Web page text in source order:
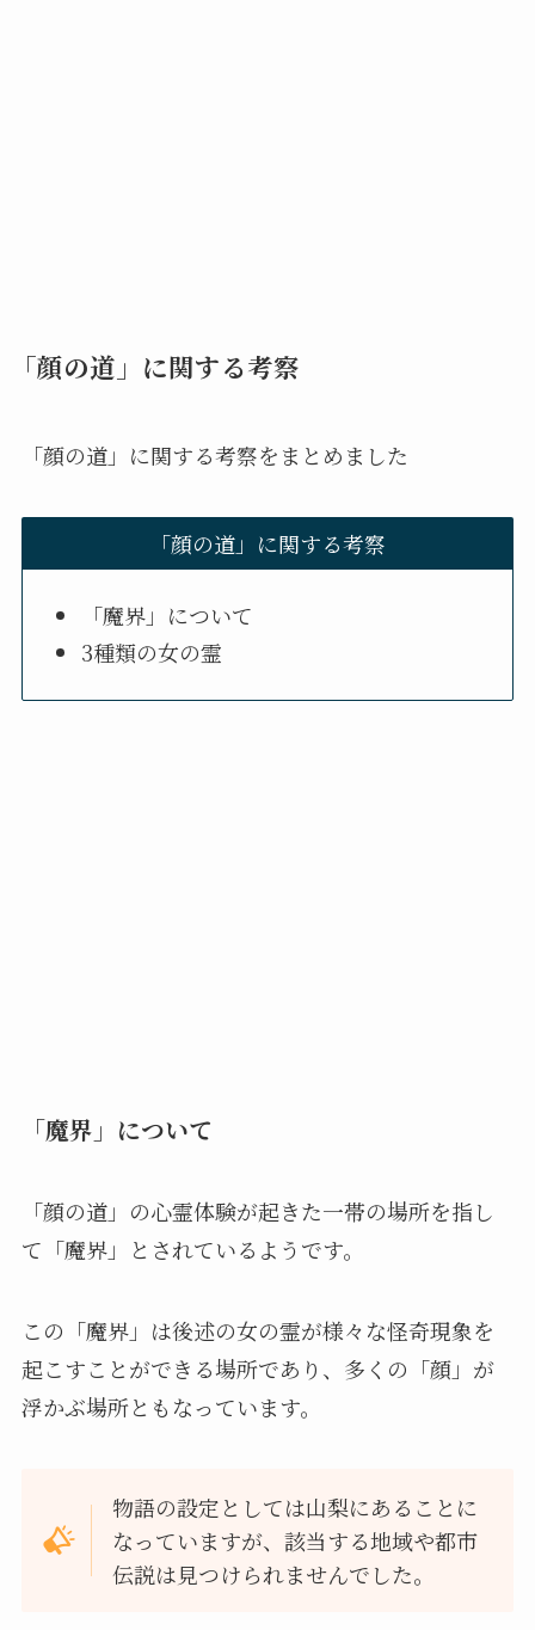
「顔の道」に関する考察
「顔の道」に関する考察をまとめました
「顔の道」に関する考察
「魔界」について
3種類の女の霊
「魔界」について
「顔の道」の心霊体験が起きた一帯の場所を指し
て「魔界」とされているようです。
この「魔界」は後述の女の霊が様々な怪奇現象を
起こすことができる場所であり、多くの「顔」が
浮かぶ場所ともなっています。
物語の設定としては山梨にあることに
なっていますが、該当する地域や都市
伝説は見つけられませんでした。